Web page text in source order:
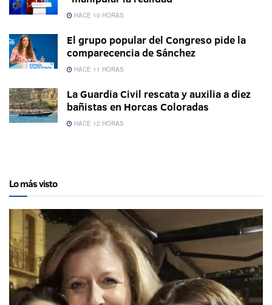
HACE 10 HORAS
El grupo popular del Congreso pide la
comparecencia de Sánchez
HACE 11 HORAS
La Guardia Civil rescata y auxilia a diez
bañistas en Horcas Coloradas
HACE 12 HORAS
Lo más visto